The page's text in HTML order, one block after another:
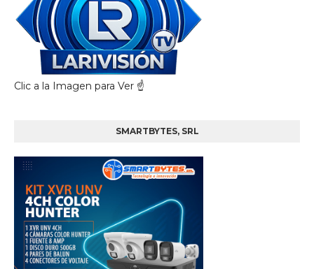
Clic a la Imagen para Ver ☝️
SMARTBYTES, SRL